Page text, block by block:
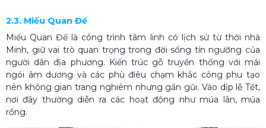
2.3. Miếu Quan Đế
Miếu Quan Đế là công trình tâm linh có lịch sử từ thời nhà
Minh, giữ vai trò quan trọng trong đời sống tín ngưỡng của
người dân địa phương. Kiến trúc gỗ truyền thống với mái
ngói âm dương và các phù điêu chạm khắc công phu tạo
nên không gian trang nghiêm nhưng gần gũi. Vào dịp lễ Tết,
nơi đây thường diễn ra các hoạt động như múa lân, múa
rồng.